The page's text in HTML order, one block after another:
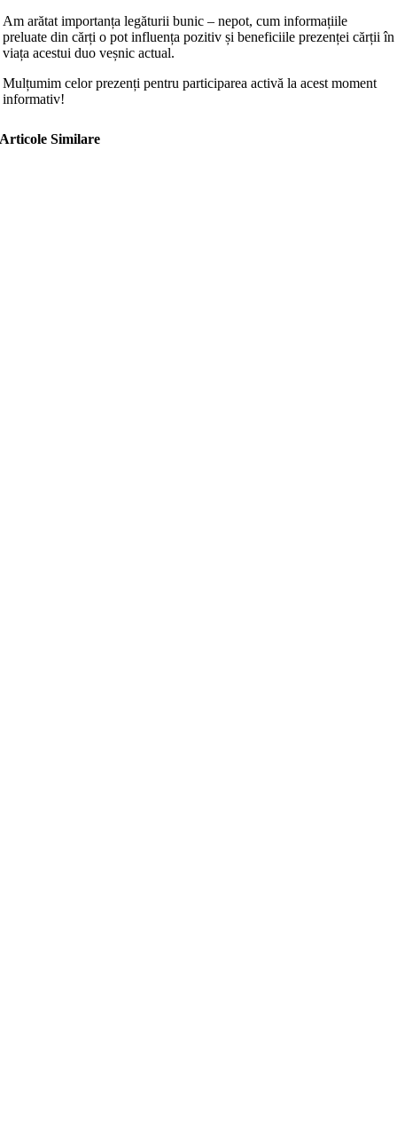
Am arătat importanța legăturii bunic – nepot, cum informațiile
preluate din cărți o pot influența pozitiv și beneficiile prezenței cărții în
viața acestui duo veșnic actual.
Mulțumim celor prezenți pentru participarea activă la acest moment
informativ!
Articole Similare